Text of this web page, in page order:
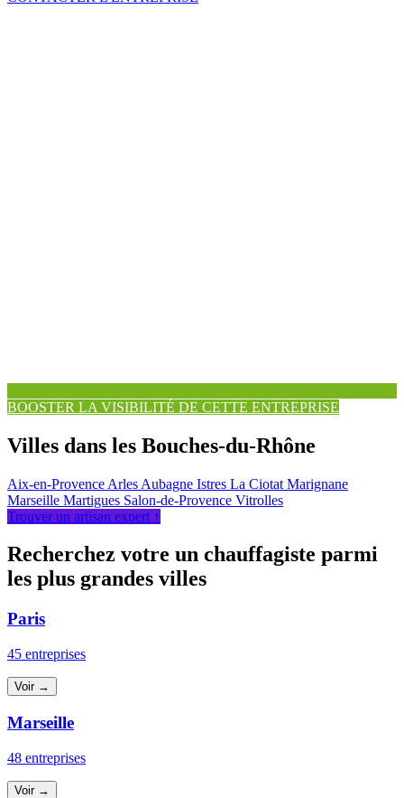
BOOSTER LA VISIBILITÉ DE CETTE ENTREPRISE
Villes dans les Bouches-du-Rhône
Aix-en-Provence Arles Aubagne Istres La Ciotat Marignane
Marseille Martigues Salon-de-Provence Vitrolles
Trouver un artisan expert ↑
Recherchez votre un chauffagiste parmi
les plus grandes villes
Paris
45 entreprises
Voir →
Marseille
48 entreprises
Voir →